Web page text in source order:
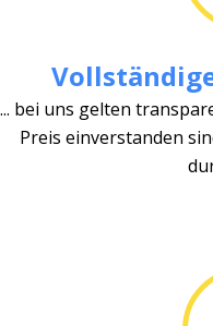
... bei uns gelten
Preis einverstanden